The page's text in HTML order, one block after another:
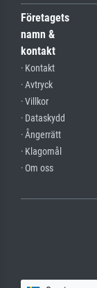
Företagets
namn &
kontakt
· Kontakt
· Avtryck
· Villkor
· Dataskydd
· Ångerrätt
· Klagomål
· Om oss